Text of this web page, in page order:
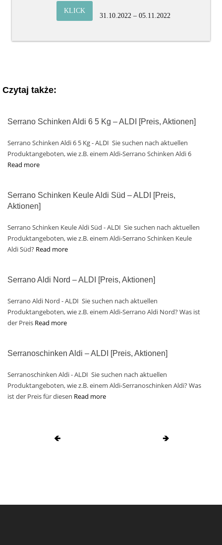
KLICK
31.10.2022 – 05.11.2022
Czytaj także:
Serrano Schinken Aldi 6 5 Kg – ALDI [Preis, Aktionen]
Serrano Schinken Aldi 6 5 Kg - ALDI Sie suchen nach aktuellen
Produktangeboten, wie z.B. einem Aldi-Serrano Schinken Aldi 6
Read more
Serrano Schinken Keule Aldi Süd – ALDI [Preis,
Aktionen]
Serrano Schinken Keule Aldi Süd - ALDI Sie suchen nach aktuellen
Produktangeboten, wie z.B. einem Aldi-Serrano Schinken Keule
Aldi Süd? Read more
Serrano Aldi Nord – ALDI [Preis, Aktionen]
Serrano Aldi Nord - ALDI Sie suchen nach aktuellen
Produktangeboten, wie z.B. einem Aldi-Serrano Aldi Nord? Was ist
der Preis Read more
Serranoschinken Aldi – ALDI [Preis, Aktionen]
Serranoschinken Aldi - ALDI Sie suchen nach aktuellen
Produktangeboten, wie z.B. einem Aldi-Serranoschinken Aldi? Was
ist der Preis für diesen Read more
🡸 🡺